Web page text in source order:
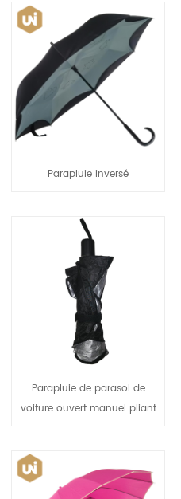
Parapluie inversé
Parapluie de parasol de
voiture ouvert manuel pliant